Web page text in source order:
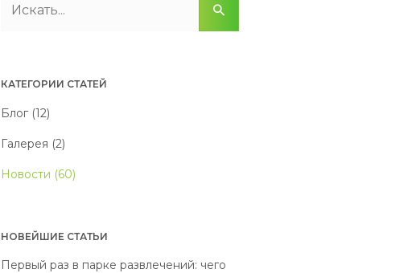
КАТЕГОРИИ СТАТЕЙ
Блог (12)
Галерея (2)
Новости (60)
НОВЕЙШИЕ СТАТЬИ
Первый раз в парке развлечений: чего